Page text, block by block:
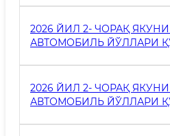
ХИЗМАТЛАР)
ҚЎЙИЛМАЛАР
ОШИРИЛАЁТГАН
ИЖРОСИ ТЎҒРИСИДАГИ
2026 ЙИЛ 2- ЧОРАҚ
АВТОМОБИЛЬ ЙЎЛЛАРИ
ТОМОНИДАН ТЎҒРИДАН-
ШАРТНОМАЛАР БЎЙИЧА
ОШИРИЛАДИГАН ДАВЛАТ
ТЎҒРИСИДАГИ
2026 ЙИЛ 2- ЧОРАҚ
АВТОМОБИЛЬ ЙЎЛЛАРИ
ВОСИТАЛАР ХАРИД